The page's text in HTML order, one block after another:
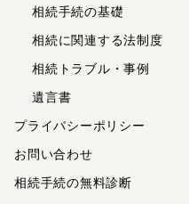
相続手続の基礎
相続に関連する法制度
相続トラブル・事例
遺言書
プライバシーポリシー
お問い合わせ
相続手続の無料診断